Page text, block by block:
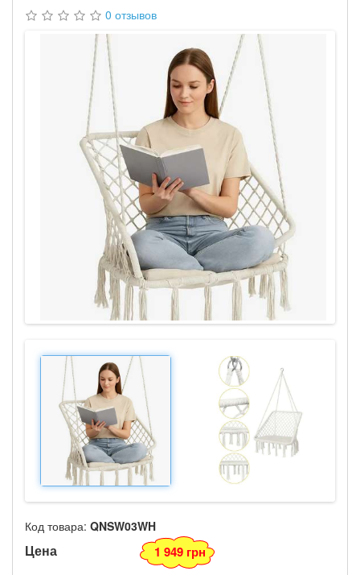
0 отзывов
Код товара: QNSW03WH
Цена 1 949 грн